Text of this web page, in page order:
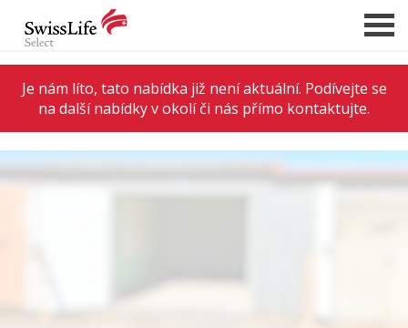
NABÍDKA NEMOVITOSTÍ
CHCI PRODAT / PRONAJMOUT
HLÍDAT NOVÉ NABÍDKY
SLUŽBY
Je nám líto, tato nabídka již není aktuální. Podívejte se
na další nabídky v okolí či nás přímo kontaktujte.